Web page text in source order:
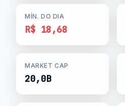
MÍN. DO DIA
R$ 18,68
MARKET CAP
20,0B